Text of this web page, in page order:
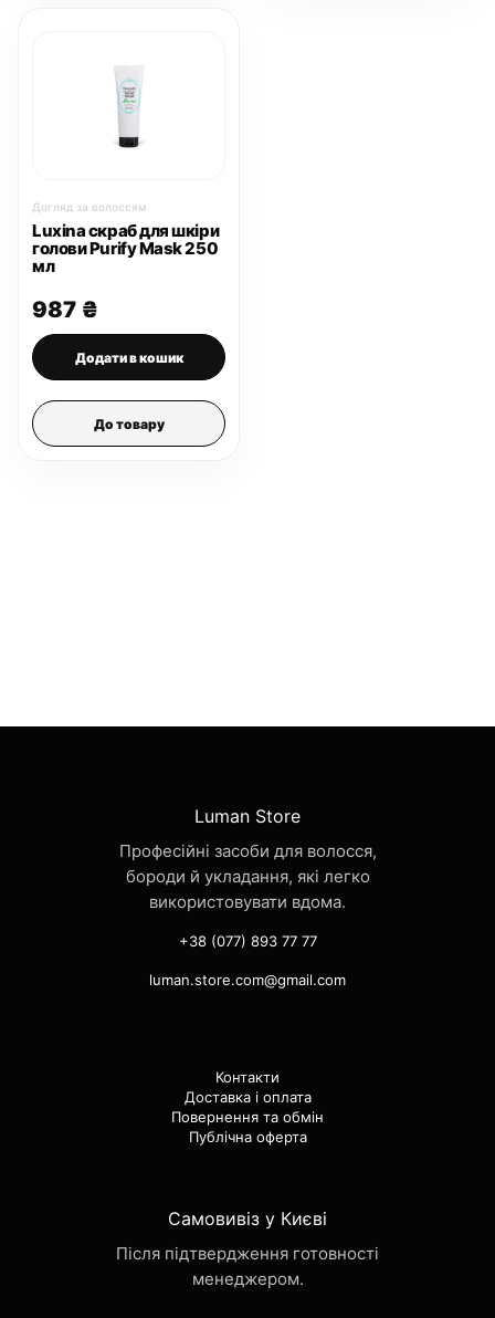
Догляд за волоссям
Luxina скраб для шкіри
голови Purify Mask 250
мл
987 ₴
Додати в кошик
До товару
Luman Store
Професійні засоби для волосся,
бороди й укладання, які легко
використовувати вдома.
+38 (077) 893 77 77
luman.store.com@gmail.com
Контакти
Доставка і оплата
Повернення та обмін
Публічна оферта
Самовивіз у Києві
Після підтвердження готовності
менеджером.